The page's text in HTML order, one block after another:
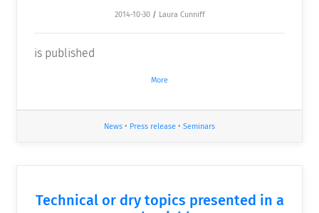
2014-10-30 / Laura Cunniff
is published
More
News • Press release • Seminars
Technical or dry topics presented in a